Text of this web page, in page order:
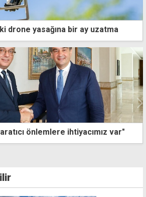
drone yasağına bir ay uzatma
65'i çözüm için anlaşma